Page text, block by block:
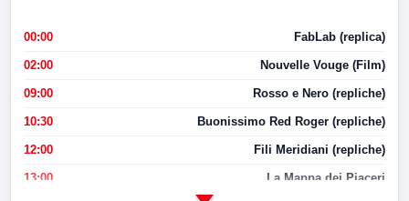
00:00 FabLab (replica)
02:00 Nouvelle Vouge (Film)
09:00 Rosso e Nero (repliche)
10:30 Buonissimo Red Roger (repliche)
12:00 Fili Meridiani (repliche)
13:00 La Mappa dei Piaceri